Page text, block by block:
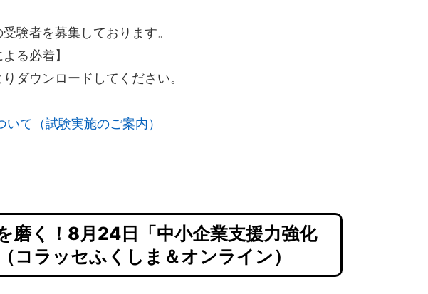
験者を募集しております。
る必着】
ダウンロードしてください。
て（試験実施のご案内）
磨く！8月24日「中小企業支援力強化
コラッセふくしま＆オンライン）